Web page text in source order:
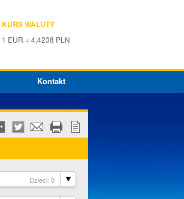
KURS WALUTY
1 EUR = 4,4238 PLN
Kontakt
Dzieci: 0